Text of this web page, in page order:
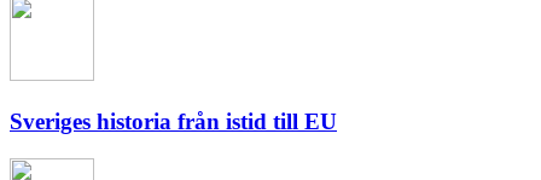
Sveriges historia från istid till EU